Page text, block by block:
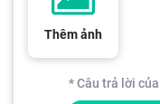
Thêm ảnh
* Câu trả lời